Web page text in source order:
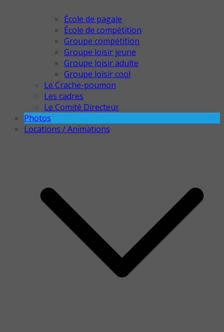
École de pagaie
École de compétition
Groupe compétition
Groupe loisir jeune
Groupe loisir adulte
Groupe loisir cool
Le Crache-poumon
Les cadres
Le Comité Directeur
Photos
Locations / Animations